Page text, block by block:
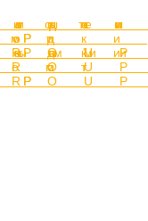
от
от
от
от